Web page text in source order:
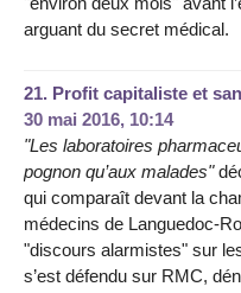
arguant du secret médical.
21. Profit capitaliste et
30 mai 2016, 10:14
"Les laboratoires
pognon qu’aux malades"
qui comparaît devant la
médecins de Languedoc-
"discours alarmistes" sur
s’est défendu sur RMC,